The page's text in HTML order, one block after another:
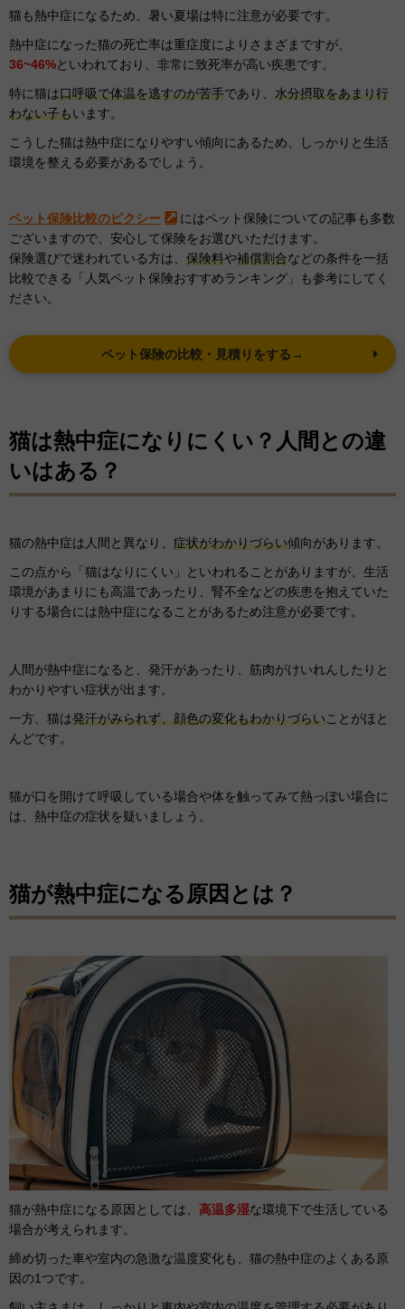
猫も熱中症になるため、暑い夏場は特に注意が必要です。
熱中症になった猫の死亡率は重症度によりさまざまですが、
36~46%といわれており、非常に致死率が高い疾患です。
特に猫は口呼吸で体温を逃すのが苦手であり、 水分摂取をあまり行
わない子もいます。
こうした猫は熱中症になりやすい傾向にあるため、しっかりと生活
環境を整える必要があるでしょう。
ペット保険比較のピクシー
にはペット保険についての記事も多数
ございますので、安心して保険をお選びいただけます。
保険選びで迷われている方は、 保険料や補償割合などの条件を一括
比較できる「人気ペット保険おすすめランキング」も参考にしてく
ださい。
ペット保険の比較・見積りをする→
猫は熱中症になりにくい？人間との違
いはある？
猫の熱中症は人間と異なり、 症状がわかりづらい傾向があります。
この点から「猫はなりにくい」といわれることがありますが、生活
環境があまりにも高温であったり、腎不全などの疾患を抱えていた
りする場合には熱中症になることがあるため注意が必要です。
人間が熱中症になると、発汗があったり、筋肉がけいれんしたりと
わかりやすい症状が出ます。
一方、猫は発汗がみられず、顔色の変化もわかりづらいことがほと
んどです。
猫が口を開けて呼吸している場合や体を触ってみて熱っぽい場合に
は、熱中症の症状を疑いましょう。
猫が熱中症になる原因とは？
猫が熱中症になる原因としては、 高温多湿な環境下で生活している
場合が考えられます。
締め切った車や室内の急激な温度変化も、猫の熱中症のよくある原
因の1つです。